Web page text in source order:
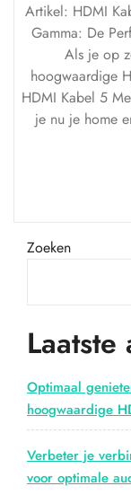
Artikel: HDMI
Gamma: De
Als je op
hoogwaardige
HDMI Kabel 5
je nu je home
Zoeken
Optimaal
hoogwaardige
Verbeter je
voor optimale